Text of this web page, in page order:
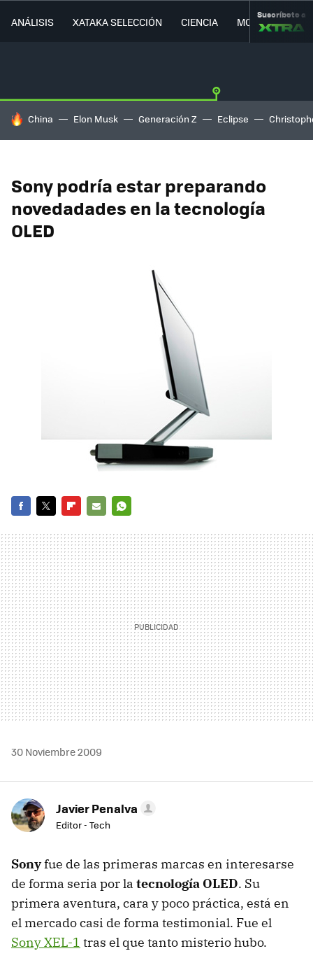
ANÁLISIS XATAKA SELECCIÓN CIENCIA MOVILIDAD
Suscríbete a
HOY SE HABLA DE
China Elon Musk Generación Z Eclipse
Sony podría estar preparando
novedadades en la tecnología
OLED
MAIL
30 Noviembre 2009
Javier Penalva
Editor - Tech
Sonyfue de las primeras marcas en interesarse
de forma seria por la tecnología OLED. Su
primera aventura, cara y poco práctica, está en
el mercado casi de forma testimonial. Fue el
Sony XEL-1 tras el que tanto misterio hubo.